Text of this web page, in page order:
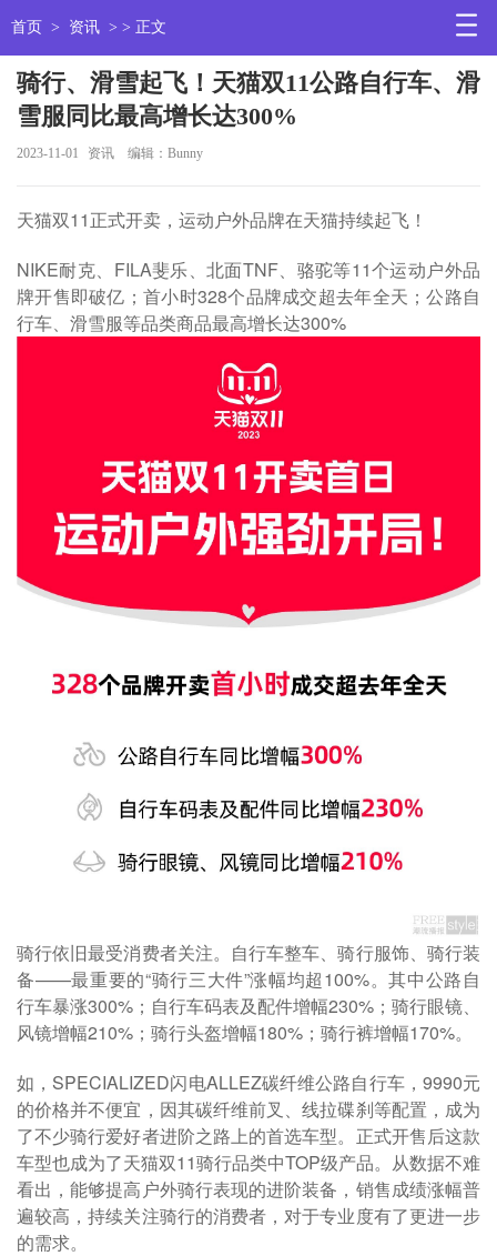
首页 > 资讯 > > 正文
骑行、滑雪起飞！天猫双11公路自行车、滑
雪服同比最高增长达300%
2023-11-01 资讯 编辑：Bunny
天猫双11正式开卖，运动户外品牌在天猫持续起飞！
NIKE耐克、FILA斐乐、北面TNF、骆驼等11个运动户外品
牌开售即破亿；首小时328个品牌成交超去年全天；公路自
行车、滑雪服等品类商品最高增长达300%
骑行依旧最受消费者关注。自行车整车、骑行服饰、骑行装
备——最重要的“骑行三大件”涨幅均超100%。其中公路自
行车暴涨300%；自行车码表及配件增幅230%；骑行眼镜、
风镜增幅210%；骑行头盔增幅180%；骑行裤增幅170%。
如，SPECIALIZED闪电ALLEZ碳纤维公路自行车，9990元
的价格并不便宜，因其碳纤维前叉、线拉碟刹等配置，成为
了不少骑行爱好者进阶之路上的首选车型。正式开售后这款
车型也成为了天猫双11骑行品类中TOP级产品。从数据不难
看出，能够提高户外骑行表现的进阶装备，销售成绩涨幅普
遍较高，持续关注骑行的消费者，对于专业度有了更进一步
的需求。